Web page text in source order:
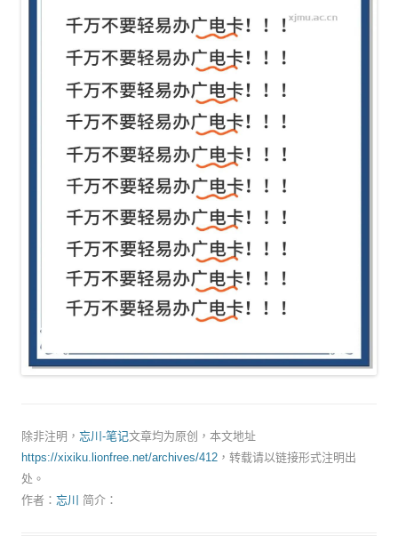
除非注明， 忘川-笔记文章均为原创，本文地址
https://xixiku.lionfree.net/archives/412 ，转载请以链接形式注明出
处。
作者： 忘川 简介：